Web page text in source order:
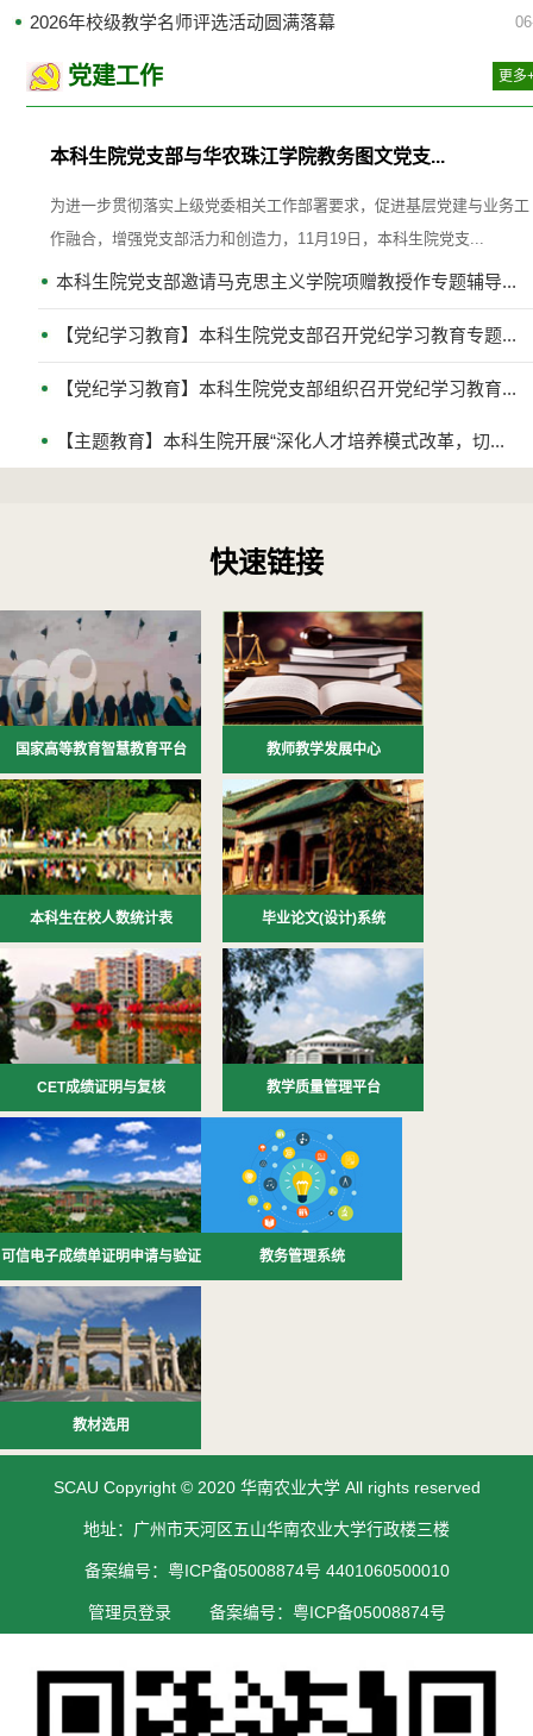
2026年校级教学名师评选活动圆满落幕
党建工作 更多
本科生院党支部与华农珠江学院教务图文党支...
为进一步贯彻落实上级党委相关工作部署要求，促进基层党建与业务工
作融合，增强党支部活力和创造力，11月19日，本科生院党支...
本科生院党支部邀请马克思主义学院项赠教授作专题辅导...
【党纪学习教育】本科生院党支部召开党纪学习教育专题...
【党纪学习教育】本科生院党支部组织召开党纪学习教育...
【主题教育】本科生院开展“深化人才培养模式改革，切...
快速链接
国家高等教育智慧教育平台 教师教学发展中心
本科生在校人数统计表 毕业论文(设计)系统
CET成绩证明与复核 教学质量管理平台
可信电子成绩单证明申请与验证 教务管理系统
教材选用
SCAU Copyright © 2020 华南农业大学 All rights reserved
地址：广州市天河区五山华南农业大学行政楼三楼
备案编号：粤ICP备05008874号 4401060500010
管理员登录 备案编号：粤ICP备05008874号